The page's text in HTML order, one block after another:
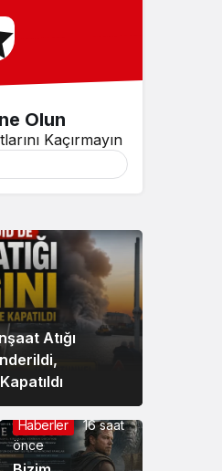
Olun
Kaçırmayın
Atığı
Haberler
16 saat
önce